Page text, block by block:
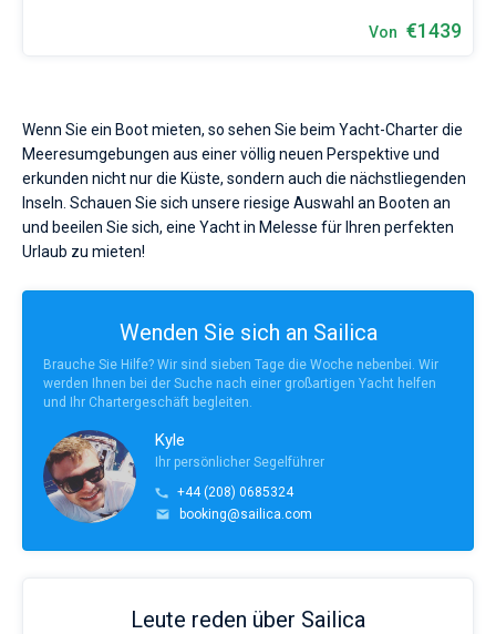
Von €1439
Wenn Sie ein Boot mieten, so sehen Sie beim Yacht-Charter die
Meeresumgebungen aus einer völlig neuen Perspektive und
erkunden nicht nur die Küste, sondern auch die nächstliegenden
Inseln. Schauen Sie sich unsere riesige Auswahl an Booten an
und beeilen Sie sich, eine Yacht in Melesse für Ihren perfekten
Urlaub zu mieten!
Wenden Sie sich an Sailica
Brauche Sie Hilfe? Wir sind sieben Tage die Woche nebenbei. Wir
werden Ihnen bei der Suche nach einer großartigen Yacht helfen
und Ihr Chartergeschäft begleiten.
Kyle
Ihr persönlicher Segelführer
+44 (208) 0685324
booking@sailica.com
Leute reden über Sailica